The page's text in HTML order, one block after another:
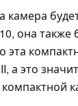
камера
она
эта
а это